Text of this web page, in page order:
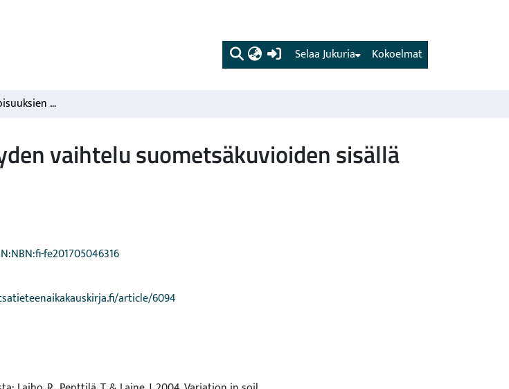
(current) Kokoelmat
Selaa Jukuria
Maan ravinnepitoisuuksien ja tiheyden vaihtelu suometsäkuvioiden sisällä
vaihtelu suometsäkuvioiden sisällä
fe201705046316
article/6094